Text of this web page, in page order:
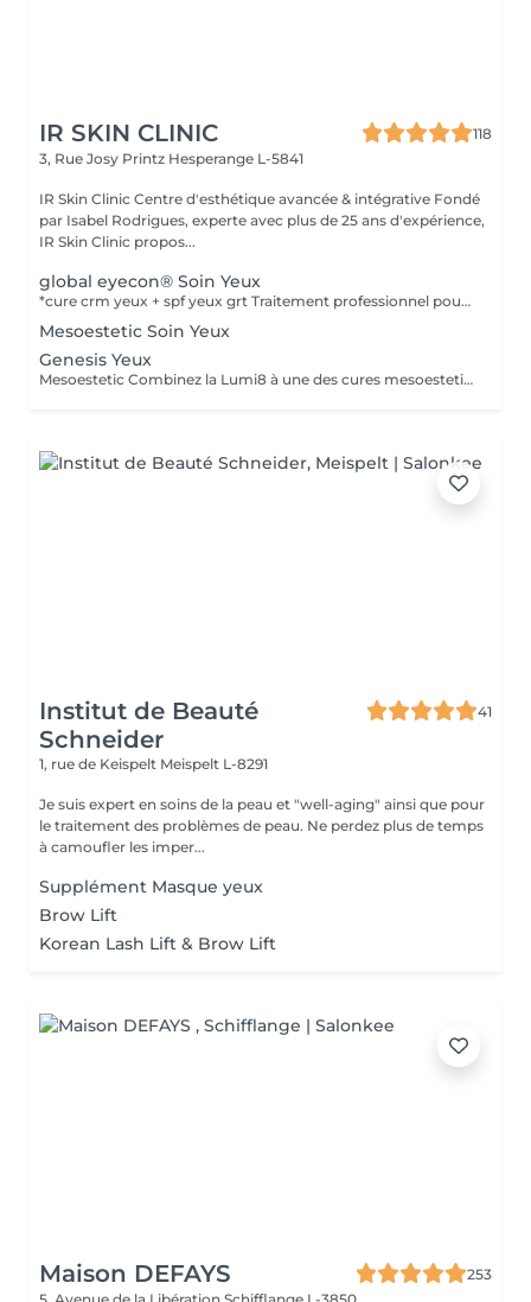
IR SKIN CLINIC
118
3, Rue Josy Printz Hesperange L-5841
IR Skin Clinic Centre d'esthétique avancée & intégrative Fondé
par Isabel Rodrigues, experte avec plus de 25 ans d'expérience,
IR Skin Clinic propos...
global eyecon® Soin Yeux
*cure crm yeux + spf yeux grt Traitement professionnel pour corriger les multiples imperfections du contour oculaire. Traitement GLOBAL pour combattre les multiples imperfections de la zone péri oculaire. Protocole combiné de différentes catégories de produit : peeling + solution transépidermique. Efficacité thérapeutique maximale et protocole très faiblement invasif. Produits spécifiquement développés pour cette zone avec une excellente tolérance dermique et oculaire, testés sous contrôle dermatologique et ophtalmologique. Pour atténuer les rides et lignes d'expression, poches et cernes, et à l'affaissement de la paupière supérieure. Durée: 30 min, en cure de 6 soins à raison d'un soin par semaine.
Mesoestetic Soin Yeux
Genesis Yeux
Mesoestetic Combinez la Lumi8 à une des cures mesoestetic,mesopeel , mesoéclat... afin d'obtenir un résultat spectaculaire et durable. Recommandé pour l'anti-aging , les peaux acnéique , affaissées , les rides . les cicatrices et les autres imperfections de la peau. Bienvenue dans une nouvelle ère dans les soins du visage et du corps . Résultat spectaculaires , efficaces , durables et scientifiquement avérés, visible dès la première séance. Traitement indolore et non invasif
Institut de Beauté
Schneider
41
1, rue de Keispelt Meispelt L-8291
Je suis expert en soins de la peau et "well-aging" ainsi que pour
le traitement des problèmes de peau. Ne perdez plus de temps
à camoufler les imper...
Supplément Masque yeux
Brow Lift
Korean Lash Lift & Brow Lift
Maison DEFAYS
253